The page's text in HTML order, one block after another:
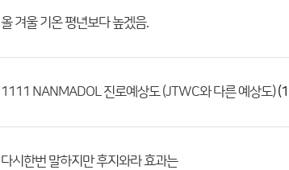
올 겨울 기온 평년보다 높겠음.
1111 NANMADOL 진로예상도 (JTWC와 다른 예상도)
다시한번 말하지만 후지와라 효과는